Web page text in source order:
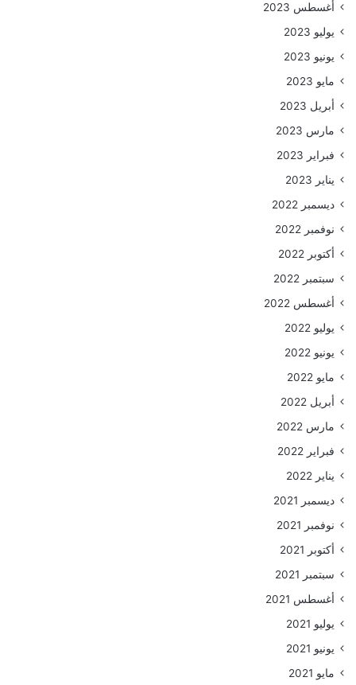
أغسطس 2023
يوليو 2023
يونيو 2023
مايو 2023
أبريل 2023
مارس 2023
فبراير 2023
يناير 2023
ديسمبر 2022
نوفمبر 2022
أكتوبر 2022
سبتمبر 2022
أغسطس 2022
يوليو 2022
يونيو 2022
مايو 2022
أبريل 2022
مارس 2022
فبراير 2022
يناير 2022
ديسمبر 2021
نوفمبر 2021
أكتوبر 2021
سبتمبر 2021
أغسطس 2021
يوليو 2021
يونيو 2021
مايو 2021